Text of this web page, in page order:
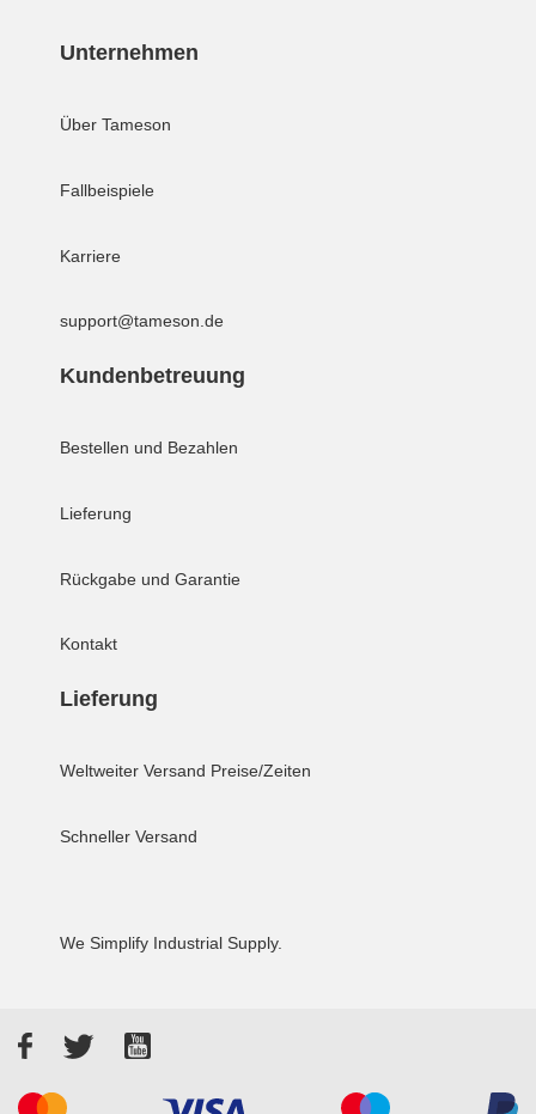
Unternehmen
Über Tameson
Fallbeispiele
Karriere
support@tameson.de
Kundenbetreuung
Bestellen und Bezahlen
Lieferung
Rückgabe und Garantie
Kontakt
Lieferung
Weltweiter Versand Preise/Zeiten
Schneller Versand
We Simplify Industrial Supply.
FacebookTwitterYouTube